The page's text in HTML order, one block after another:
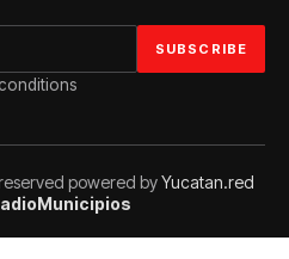
powered byYucatan.red
Municipios